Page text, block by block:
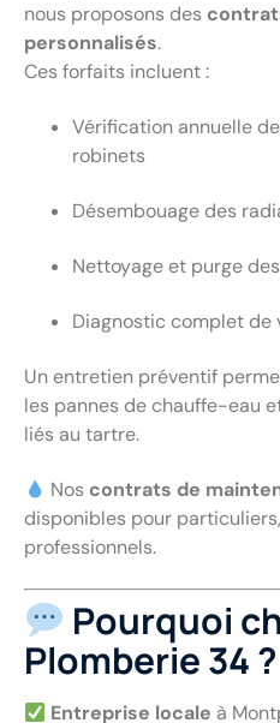
nous proposons des
personnalisés.
Ces forfaits incluent :
Vérification annuelle
robinets
Désembouage des
Nettoyage et purge
Diagnostic complet
Un entretien préventif
les pannes de chauffe-eau
liés au tartre.
Nos contrats de
disponibles pour
professionnels.
Pourquoi
Plomberie 34 ?
Entreprise locale à